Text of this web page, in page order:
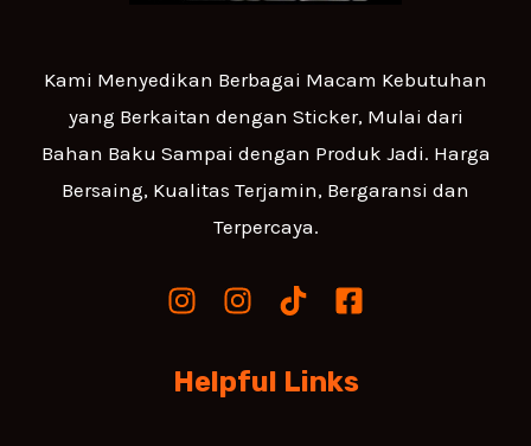
Kami Menyedikan Berbagai Macam Kebutuhan
yang Berkaitan dengan Sticker, Mulai dari
Bahan Baku Sampai dengan Produk Jadi. Harga
Bersaing, Kualitas Terjamin, Bergaransi dan
Terpercaya.
Helpful Links